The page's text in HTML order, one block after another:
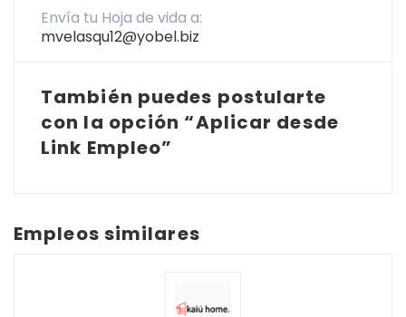
Envía tu Hoja de vida a:
mvelasqu12@yobel.biz
También puedes postularte
con la opción “Aplicar desde
Link Empleo”
Empleos similares